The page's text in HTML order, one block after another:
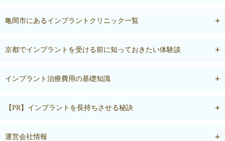
亀岡市にあるインプラントクリニック一覧
京都でインプラントを受ける前に知っておきたい体験談
インプラント治療費用の基礎知識
【PR】インプラントを長持ちさせる秘訣
運営会社情報